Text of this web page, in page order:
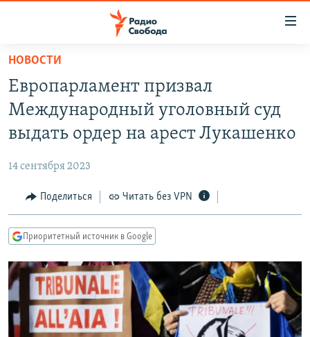
упрощенного
доступа
Вернуться
основному
Вернутся
Вернутся
поиску
ПОДКАСТЫ
АВТОРСКИЕ ПРОЕКТЫ
МНЕНИЯ
КУЛЬТУРА
КАВКАЗ.РЕАЛИИ
СЕВЕР.РЕАЛИИ
СИБИРЬ.РЕАЛИИ
РАСПИСАНИЕ ВЕЩАНИЯ
НОВОСТИ
Европарламент призвал
Международный уголовный суд
выдать ордер на арест Лукашенко
14 сентября 2023
Поделиться Читать без VPN
Приоритетный источник в Google